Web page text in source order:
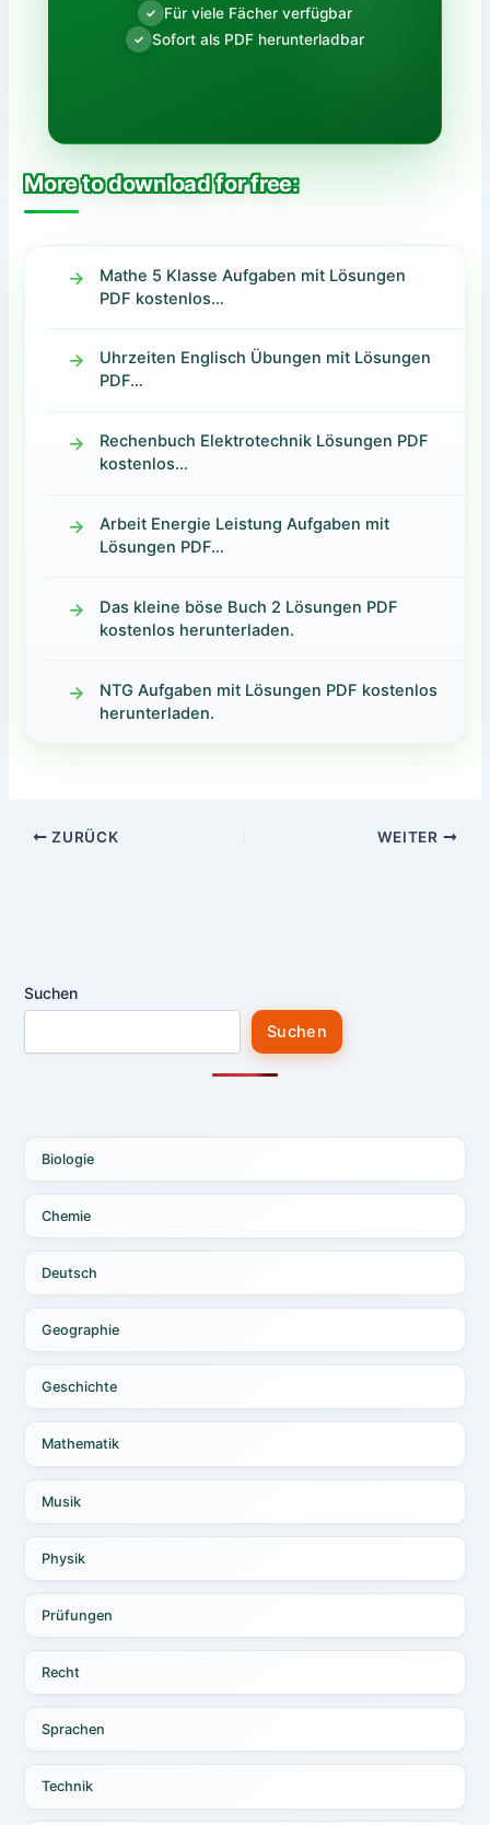
✓ Für viele Fächer verfügbar
✓ Sofort als PDF herunterladbar
More to download for free:
Mathe 5 Klasse Aufgaben mit Lösungen
PDF kostenlos…
Uhrzeiten Englisch Übungen mit Lösungen
PDF…
Rechenbuch Elektrotechnik Lösungen PDF
kostenlos…
Arbeit Energie Leistung Aufgaben mit
Lösungen PDF…
Das kleine böse Buch 2 Lösungen PDF
kostenlos herunterladen.
NTG Aufgaben mit Lösungen PDF kostenlos
herunterladen.
ZURÜCK WEITER
Suchen
Suchen
Biologie
Chemie
Deutsch
Geographie
Geschichte
Mathematik
Musik
Physik
Prüfungen
Recht
Sprachen
Technik